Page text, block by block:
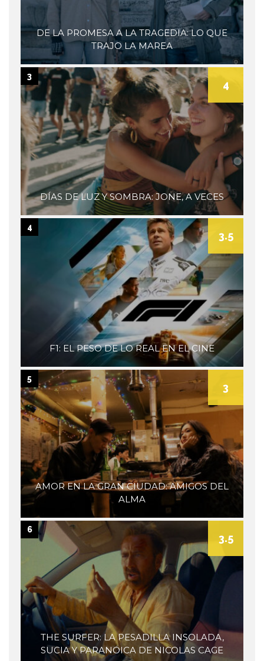
DE LA PROMESA A LA TRAGEDIA: LO QUE
TRAJO LA MAREA
DÍAS DE LUZ Y SOMBRA: JONE, A VECES
4
3
F1: EL PESO DE LO REAL EN EL CINE
3.5
4
AMOR EN LA GRAN CIUDAD: AMIGOS DEL
ALMA
3
5
THE SURFER: LA PESADILLA INSOLADA,
SUCIA Y PARANOICA DE NICOLAS CAGE
3.5
6